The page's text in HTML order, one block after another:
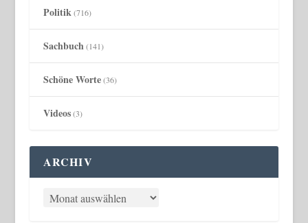
Politik(716)
Sachbuch(141)
Schöne Worte(36)
Videos(3)
ARCHIV